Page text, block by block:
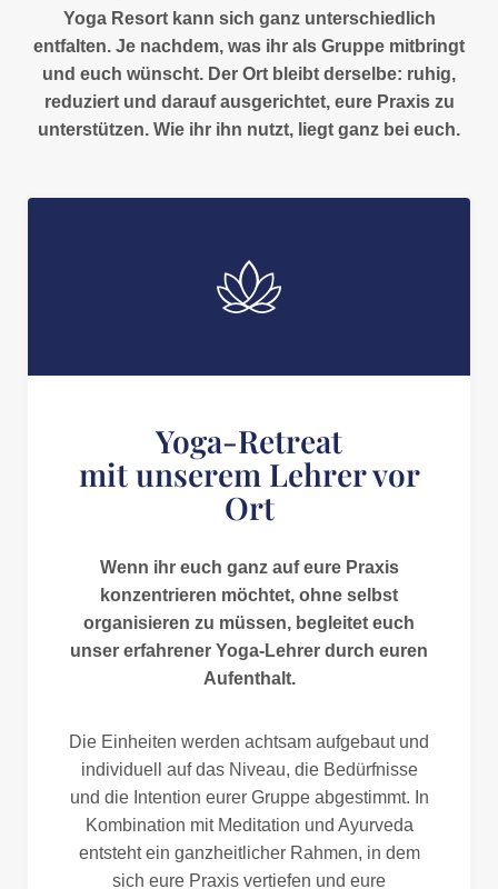
Yoga Resort kann sich ganz unterschiedlich
entfalten. Je nachdem, was ihr als Gruppe mitbringt
und euch wünscht. Der Ort bleibt derselbe: ruhig,
reduziert und darauf ausgerichtet, eure Praxis zu
unterstützen. Wie ihr ihn nutzt, liegt ganz bei euch.
Yoga-Retreat
mit unserem Lehrer vor
Ort
Wenn ihr euch ganz auf eure Praxis
konzentrieren möchtet, ohne selbst
organisieren zu müssen, begleitet euch
unser erfahrener Yoga-Lehrer durch euren
Aufenthalt.
Die Einheiten werden achtsam aufgebaut und
individuell auf das Niveau, die Bedürfnisse
und die Intention eurer Gruppe abgestimmt. In
Kombination mit Meditation und Ayurveda
entsteht ein ganzheitlicher Rahmen, in dem
sich eure Praxis vertiefen und eure